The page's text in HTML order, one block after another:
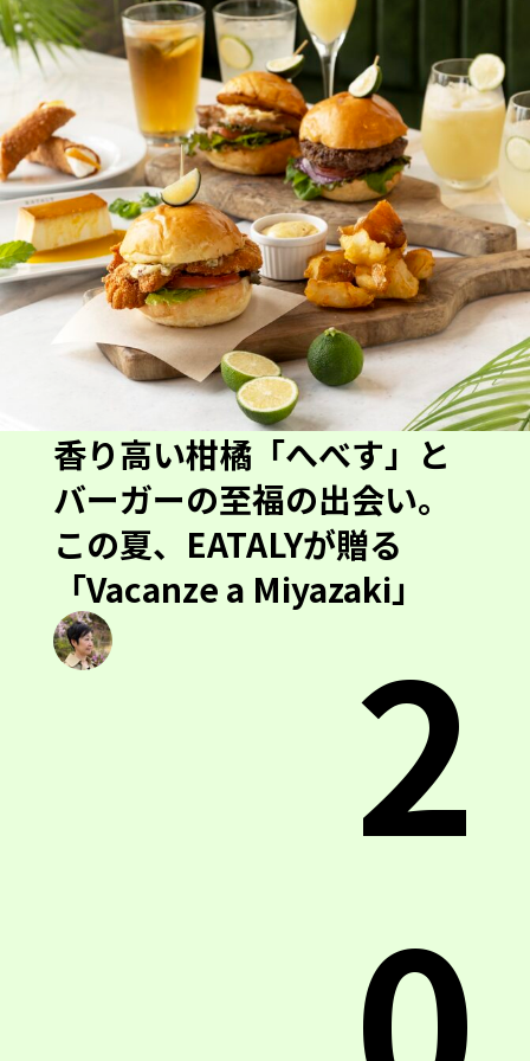
香り高い柑橘「へべす」と
バーガーの至福の出会い。
この夏、EATALYが贈る
「Vacanze a Miyazaki」
2